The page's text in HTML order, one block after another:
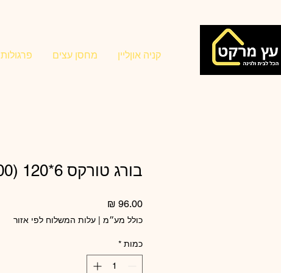
קניה אוןליין מחסן עצים פרגולות
בורג טורקס 6*120 (100)
כולל מע״מ עלות המשלוח לפי אזור
כמות *